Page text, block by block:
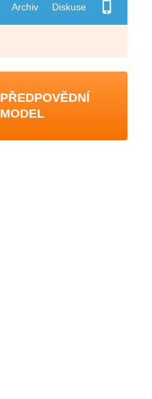
Archiv Diskuse
PŘEDPOVĚDNÍ
MODEL